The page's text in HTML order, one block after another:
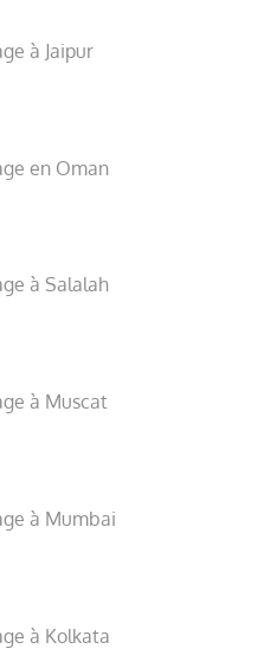
à Jaipur
en Oman
à Salalah
à Muscat
à Mumbai
à Kolkata